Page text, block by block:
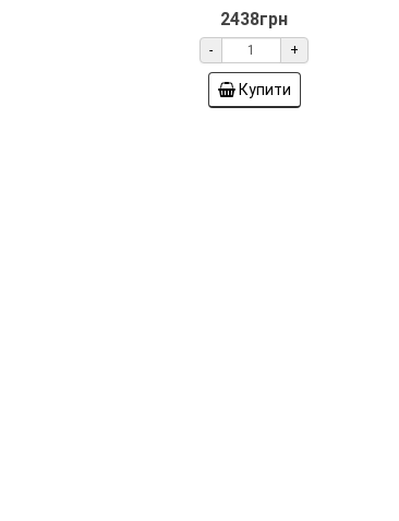
2438грн
- +
Купити